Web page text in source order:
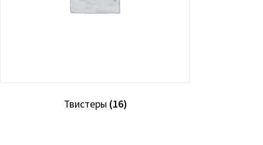
Твистеры (16)